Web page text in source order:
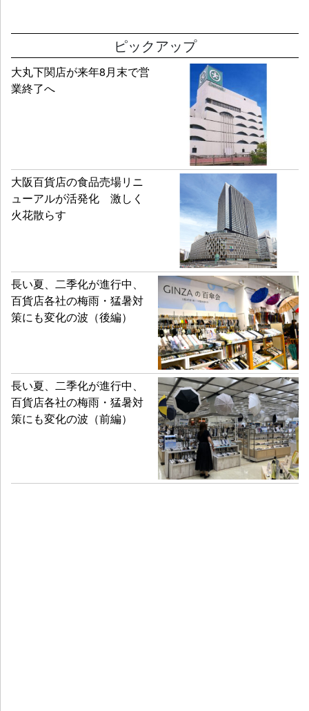
ピックアップ
大丸下関店が来年8月末で営
業終了へ
大阪百貨店の食品売場リニ
ューアルが活発化 激しく
火花散らす
長い夏、二季化が進行中、
百貨店各社の梅雨・猛暑対
策にも変化の波（後編）
長い夏、二季化が進行中、
百貨店各社の梅雨・猛暑対
策にも変化の波（前編）